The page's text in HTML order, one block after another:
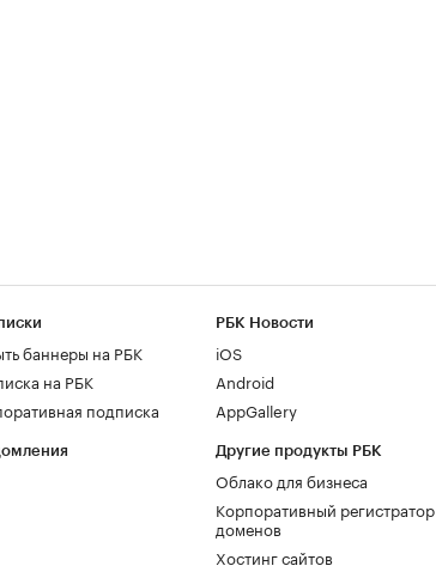
баннеры на РБК
на РБК
подписка
РБК Новости
iOS
Android
AppGallery
Другие продукты РБК
Облако для бизнеса
Корпоративный регистратор
доменов
Хостинг сайтов